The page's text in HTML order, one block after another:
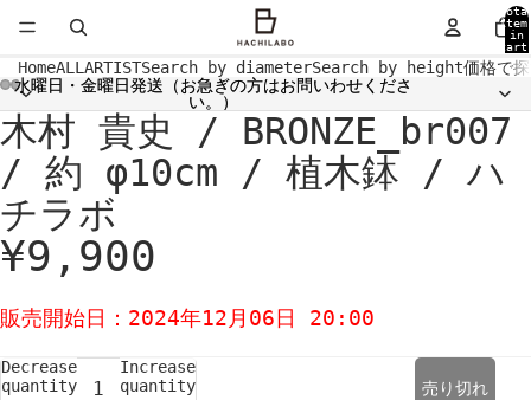
in
0
HomeALL ARTISTSearch by diameterSearch by height価格で
水曜日・金曜日発送（お急ぎの方はお問いわせくださ
い。）
水曜日・金曜日発送（お急ぎの方はお問いわせくださ
い。）
Open
image
in
full
screen
Open
image
in
full
screen
Open
image
in
full
screen
Open
image
in
full
screen
Open
image
in
full
screen
Open
image
in
full
screen
Open
image
in
full
screen
Open
image
in
full
screen
木村 貴史 / BRONZE_br007
/ 約 φ10cm / 植木鉢 / ハ
チラボ
¥9,900
販売開始日：2024年12月06日 20:00
Decrease
quantity
Increase
quantity
売り切れ